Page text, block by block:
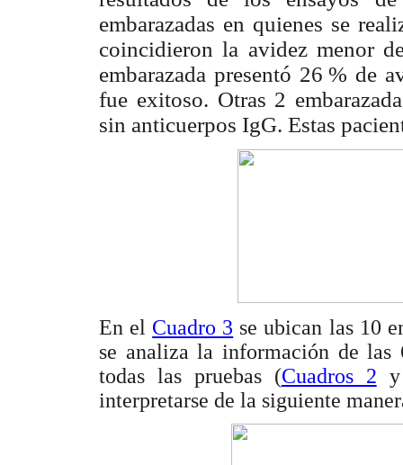
embarazadas en quienes se
coincidieron la avidez menor
embarazada presentó 26 % de
fue exitoso. Otras 2
sin anticuerpos IgG. Estas
En el Cuadro 3 se ubican las 10
se analiza la información de las
todas las pruebas (Cuadros 2
interpretarse de la siguiente